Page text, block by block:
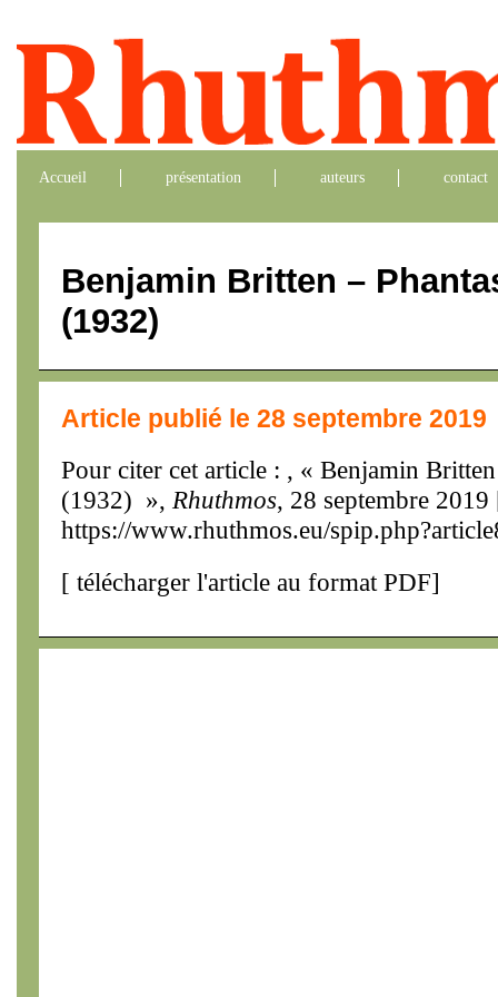
Accueil présentation auteurs contact
Benjamin Britten –
(1932)
Article publié le 28 septembre 2019
Pour citer cet article : , « Benjamin
(1932) », Rhuthmos, 28 septembre
https://www.rhuthmos.eu/
[ télécharger l'article au format PDF]